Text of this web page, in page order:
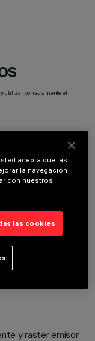
utilizar correctamente el
y raster emisor
acepta que las
la navegación
con nuestros
las cookies